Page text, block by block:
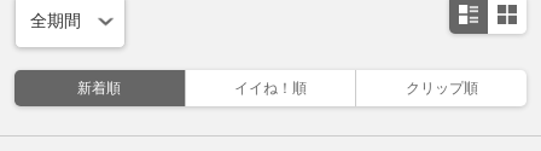
新着順 イイね！順 クリップ順